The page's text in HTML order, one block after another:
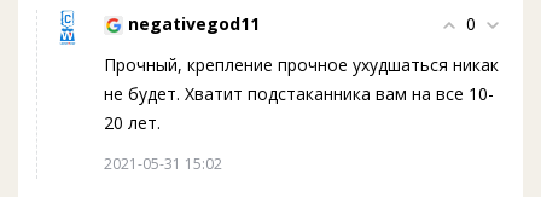
negativegod11
0
Прочный, крепление прочное ухудшаться никак
не будет. Хватит подстаканника вам на все 10-
20 лет.
2021-05-31 15:02